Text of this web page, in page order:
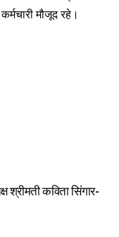
मौजूद रहे।
श्रीमती कविता सिंगार-